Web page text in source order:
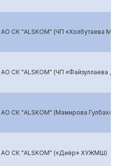
СК "ALSKOM" (ЧП «Холбутаева
СК "ALSKOM" (ЧП «Файзуллаева
СК "ALSKOM" (Мамирова Гулбахор
АО СК "ALSKOM" («Диёр» ХУЖМШ)